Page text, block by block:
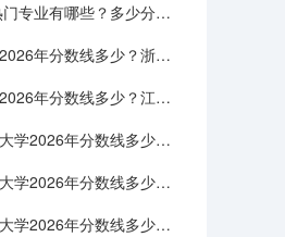
2026年职业本科热门专业有哪些？多少分能上？绿牌专业有哪些？
金华职业技术大学2026年分数线多少？浙江考生563分能上吗？机械专业好就业吗？
扬州职业技术大学2026年分数线多少？江苏考生528分能上吗？医养照护好就业吗？
广东轻工职业技术大学2026年分数线多少？广东考生542分能上吗？
陕西工业职业技术大学2026年分数线多少？陕西考生355分能上吗？机械专业好就业吗？
四川建筑职业技术大学2026年分数线多少？四川考生510分能上吗？建筑专业好就业吗？